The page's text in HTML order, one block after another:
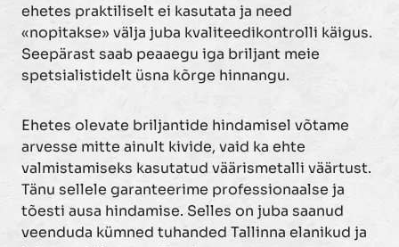
ehetes praktiliselt ei kasutata ja need
«nopitakse» välja juba kvaliteedikontrolli käigus.
Seepärast saab peaaegu iga briljant meie
spetsialistidelt üsna kõrge hinnangu.
Ehetes olevate briljantide hindamisel võtame
arvesse mitte ainult kivide, vaid ka ehte
valmistamiseks kasutatud väärismetalli väärtust.
Tänu sellele garanteerime professionaalse ja
tõesti ausa hindamise. Selles on juba saanud
veenduda kümned tuhanded Tallinna elanikud ja